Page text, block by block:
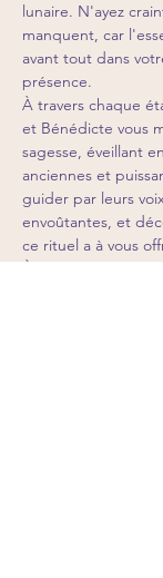
lunaire. N'ayez
manquent, car
avant tout dans
présence.
À travers chaque
et Bénédicte vous
sagesse, éveillant
anciennes et
guider par leurs
envoûtantes, et
ce rituel a à vous
À l'issue de cette